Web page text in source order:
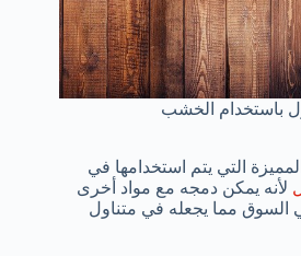
باستخدام الخشب
التي يتم استخدامها في
لأنه يمكن دمجه مع مواد أخرى
مما يجعله في متناول